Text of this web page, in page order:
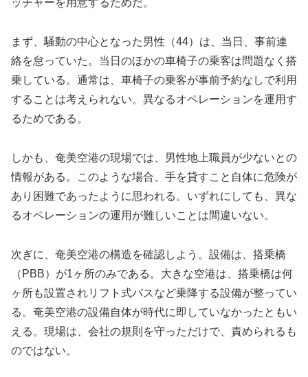
ッチャーを用意するためだ。
まず、騒動の中心となった男性（44）は、当日、事前連
絡を怠っていた。当日のほかの車椅子の乗客は問題なく搭
乗している。通常は、車椅子の乗客が事前予約なしで利用
することは考えられない。異なるオペレーションを運用す
るためである。
しかも、奄美空港の現場では、男性地上職員が少ないとの
情報がある。このような場合、手を貸すこと自体に危険が
あり困難であったように思われる。いずれにしても、異な
るオペレーションの運用が難しいことは間違いない。
次ぎに、奄美空港の構造を確認しよう。設備は、搭乗橋
（PBB）が1ヶ所のみである。大きな空港は、搭乗橋は何
ヶ所も設置されリフト式バスなど乗降する設備が整ってい
る。奄美空港の設備自体が時代に即していなかったともい
える。現場は、会社の規則を守っただけで、責められるも
のではない。